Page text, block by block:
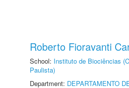
Roberto Fioravanti
School: Instituto de Biociências
Paulista)
Department: DEPARTAMENTO